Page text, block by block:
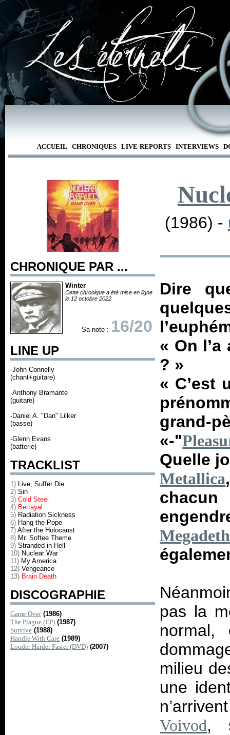
ACCUEIL CHRONIQUES LIVE-REPORTS INTERVIEWS
CHRONIQUE PAR ...
Winter
Cette chronique a été mise en ligne
le 12 octobre 2022
Sa note : 16/20
LINE UP
-John Connelly
(chant+guitare)
-Anthony Bramante
(guitare)
-Daniel A. "Dan" Lilker
(basse)
-Glenn Evans
(batterie)
TRACKLIST
1) Live, Suffer Die
2) Sin
3) Cold Steel
4) Betrayal
5) Radiation Sickness
6) Hang the Pope
7) After the Holocaust
8) Mr. Softee Theme
9) Stranded in Hell
10) Nuclear War
11) My America
12) Vengeance
13) Brain Death
DISCOGRAPHIE
Game Over (1986)
The Plague (EP) (1987)
Survive (1988)
Handle With Care (1989)
Louder Harder Faster (DVD) (2007)
(1986) -
Dire
« On
? »
« C’est
grand-
«-"
Quelle
Metallica
Megadeth
pas la
normal,
milieu
une
Voivod,